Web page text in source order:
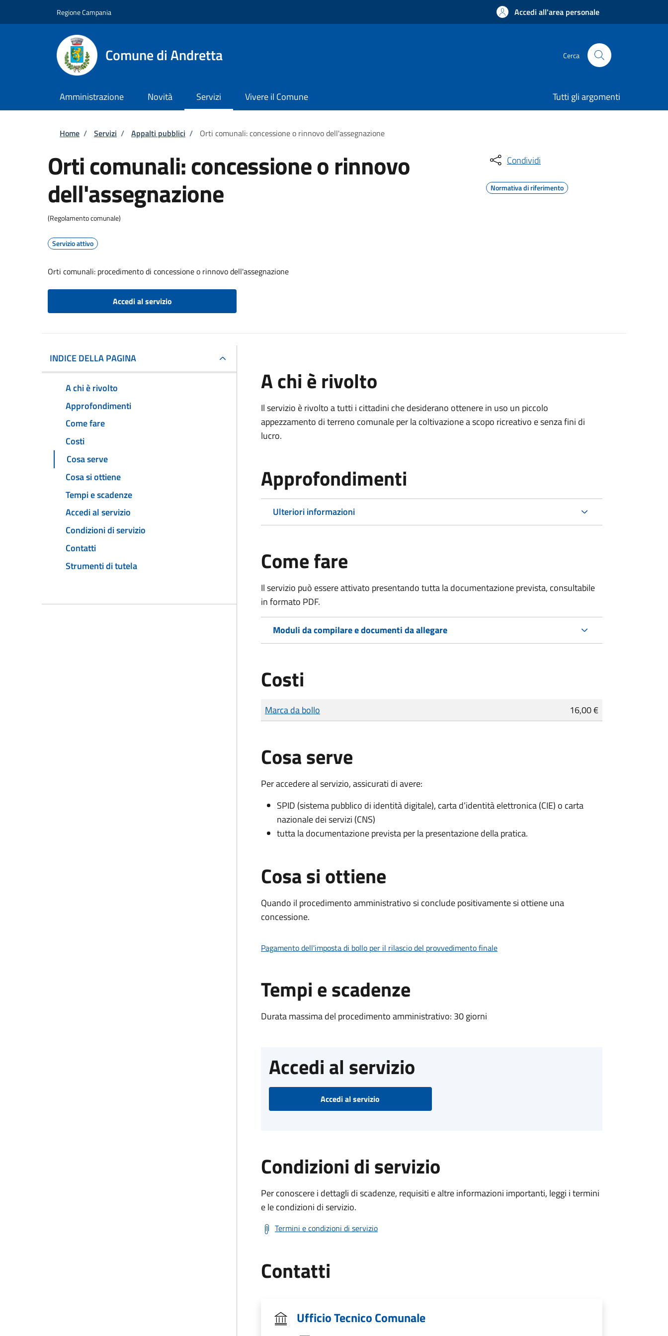
Regione Campania Accedi all'area personale
Comune di Andretta Cerca
Amministrazione Novità Servizi Vivere il Comune Tutti gli argomenti
Briciole di pane
Home / Servizi / Appalti pubblici / Orti comunali: concessione o rinnovo dell'assegnazione
Orti comunali: concessione o rinnovo
dell'assegnazione
(Regolamento comunale)
Servizio attivo
Orti comunali: procedimento di concessione o rinnovo dell'assegnazione
Accedi al servizio
Condividi
Normativa di riferimento
INDICE DELLA PAGINA
A chi è rivolto
Approfondimenti
Come fare
Costi
Cosa serve
Cosa si ottiene
Tempi e scadenze
Accedi al servizio
Condizioni di servizio
Contatti
Strumenti di tutela
A chi è rivolto
Il servizio è rivolto a tutti i cittadini che desiderano ottenere in uso un piccolo
appezzamento di terreno comunale per la coltivazione a scopo ricreativo e senza fini di
lucro.
Approfondimenti
Ulteriori informazioni
Come fare
Il servizio può essere attivato presentando tutta la documentazione prevista, consultabile
in formato PDF.
Moduli da compilare e documenti da allegare
Costi
Tipo di pagamento
Importo
Marca da bollo 16,00 €
Cosa serve
Per accedere al servizio, assicurati di avere:
SPID (sistema pubblico di identità digitale), carta d’identità elettronica (CIE) o carta
nazionale dei servizi (CNS)
tutta la documentazione prevista per la presentazione della pratica.
Cosa si ottiene
Quando il procedimento amministrativo si conclude positivamente si ottiene una
concessione.
Pagamento dell'imposta di bollo per il rilascio del provvedimento finale
Tempi e scadenze
Durata massima del procedimento amministrativo: 30 giorni
Accedi al servizio
Accedi al servizio
Condizioni di servizio
Per conoscere i dettagli di scadenze, requisiti e altre informazioni importanti, leggi i termini
e le condizioni di servizio.
Termini e condizioni di servizio
Contatti
Ufficio Tecnico Comunale